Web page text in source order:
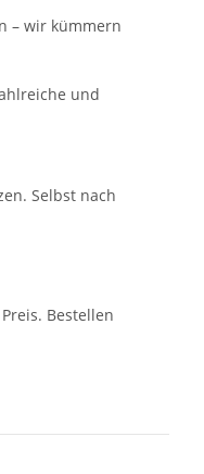
– wir kümmern
und
Selbst nach
Bestellen